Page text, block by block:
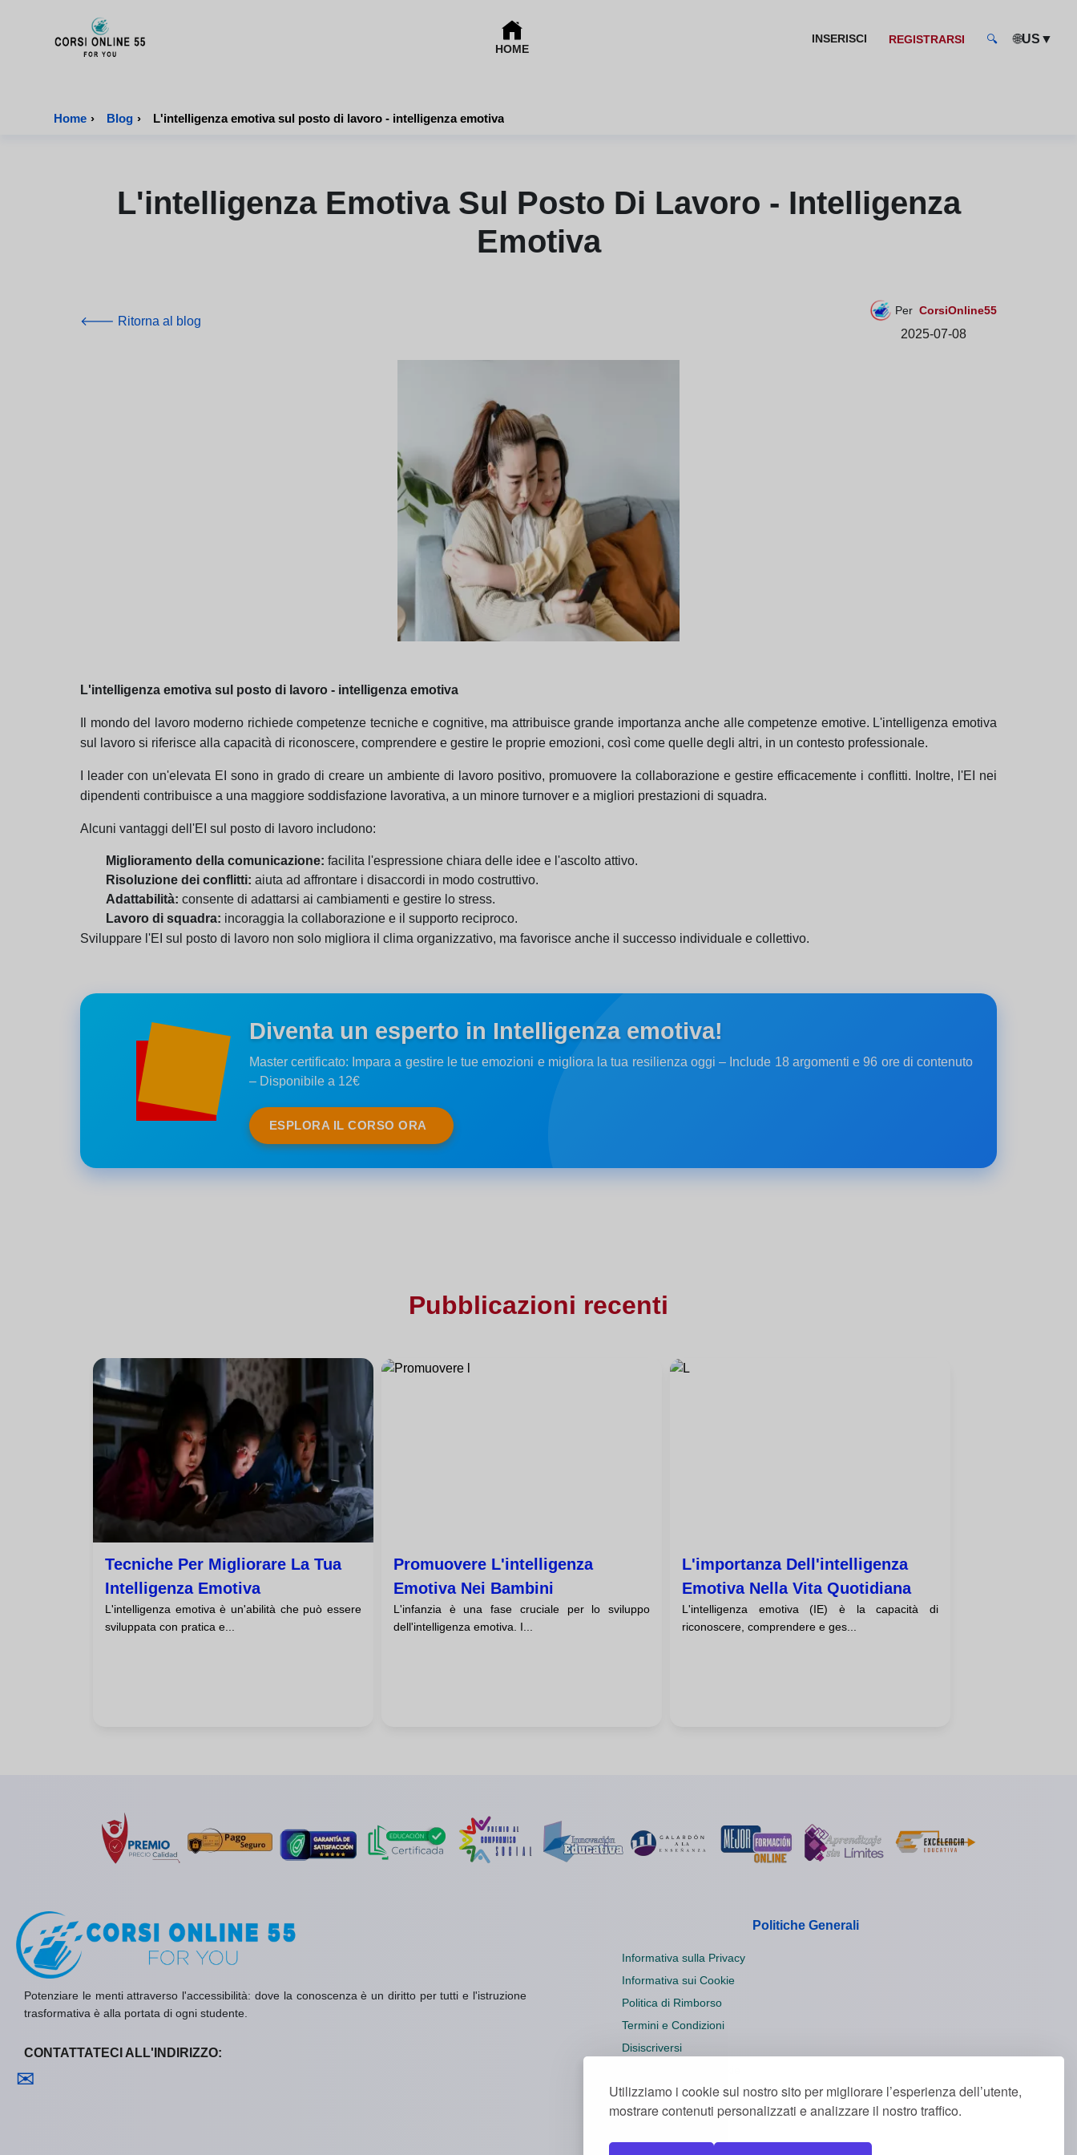
Utilizziamo i cookie sul nostro sito per migliorare l’esperienza dell’utente,
mostrare contenuti personalizzati e analizzare il nostro traffico.
HOME
INSERISCI REGISTRARSI 🔍 🌐US ▼
Home › Blog › L'intelligenza emotiva sul posto di lavoro - intelligenza emotiva
L'intelligenza Emotiva Sul Posto Di Lavoro - Intelligenza
Emotiva
🡐 Ritorna al blog
Per CorsiOnline55
2025-07-08
L'intelligenza emotiva sul posto di lavoro - intelligenza emotiva
Il mondo del lavoro moderno richiede competenze tecniche e cognitive, ma attribuisce grande importanza anche alle competenze emotive. L'intelligenza emotiva
sul lavoro si riferisce alla capacità di riconoscere, comprendere e gestire le proprie emozioni, così come quelle degli altri, in un contesto professionale.
I leader con un'elevata EI sono in grado di creare un ambiente di lavoro positivo, promuovere la collaborazione e gestire efficacemente i conflitti. Inoltre, l'EI nei
dipendenti contribuisce a una maggiore soddisfazione lavorativa, a un minore turnover e a migliori prestazioni di squadra.
Alcuni vantaggi dell'EI sul posto di lavoro includono:
Miglioramento della comunicazione: facilita l'espressione chiara delle idee e l'ascolto attivo.
Risoluzione dei conflitti: aiuta ad affrontare i disaccordi in modo costruttivo.
Adattabilità: consente di adattarsi ai cambiamenti e gestire lo stress.
Lavoro di squadra: incoraggia la collaborazione e il supporto reciproco.
Sviluppare l'EI sul posto di lavoro non solo migliora il clima organizzativo, ma favorisce anche il successo individuale e collettivo.
Diventa un esperto in Intelligenza emotiva!
Master certificato: Impara a gestire le tue emozioni e migliora la tua resilienza oggi – Include 18 argomenti e 96 ore di contenuto
– Disponibile a 12€
ESPLORA IL CORSO ORA
Pubblicazioni recenti
Tecniche Per Migliorare La Tua
Intelligenza Emotiva
L'intelligenza emotiva è un'abilità che può essere
sviluppata con pratica e...
Promuovere L'intelligenza
Emotiva Nei Bambini
L'infanzia è una fase cruciale per lo sviluppo
dell'intelligenza emotiva. I...
L'importanza Dell'intelligenza
Emotiva Nella Vita Quotidiana
L'intelligenza emotiva (IE) è la capacità di
riconoscere, comprendere e ges...
Potenziare le menti attraverso l'accessibilità: dove la conoscenza è un diritto per tutti e l'istruzione
trasformativa è alla portata di ogni studente.
CONTATTATECI ALL'INDIRIZZO:
✉
Politiche Generali
Informativa sulla Privacy
Informativa sui Cookie
Politica di Rimborso
Termini e Condizioni
Disiscriversi